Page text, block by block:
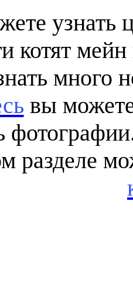
узнать
котят
много
вы
разделе